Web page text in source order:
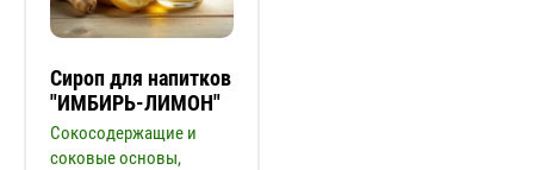
Сироп для напитков
"ИМБИРЬ-ЛИМОН"
Сокосодержащие и
соковые основы,